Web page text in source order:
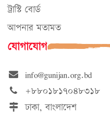
ট্রাস্টি বোর্ড
আপনার মতামত
যোগাযোগ
info@gunijan.org.bd
+৮৮০১৮১৭০৪৮৩১৮
ঢাকা, বাংলাদেশ